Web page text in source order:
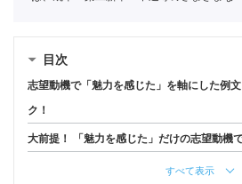
目次
志望動機で「魅力を感じた」を軸にした例
ク！
大前提！ 「魅力を感じた」だけの志望動機
すべて表示